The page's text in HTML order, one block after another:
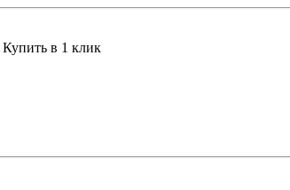
Купить в 1 клик